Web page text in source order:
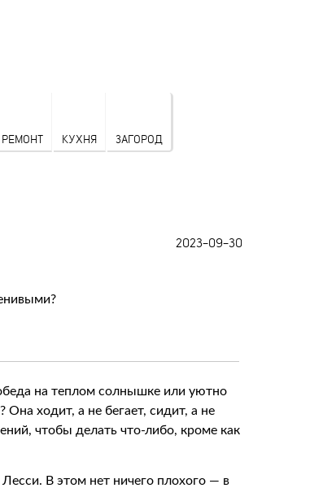
РЕМОНТ КУХНЯ ЗАГОРОД
2023-09-30
на теплом солнышке или уютно
Она ходит, а не бегает, сидит, а не
чтобы делать что-либо, кроме как
В этом нет ничего плохого — в